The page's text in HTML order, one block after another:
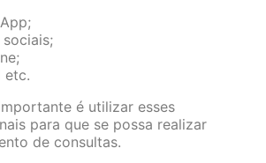
sociais;
etc.
é utilizar esses
para que se possa realizar
de consultas.